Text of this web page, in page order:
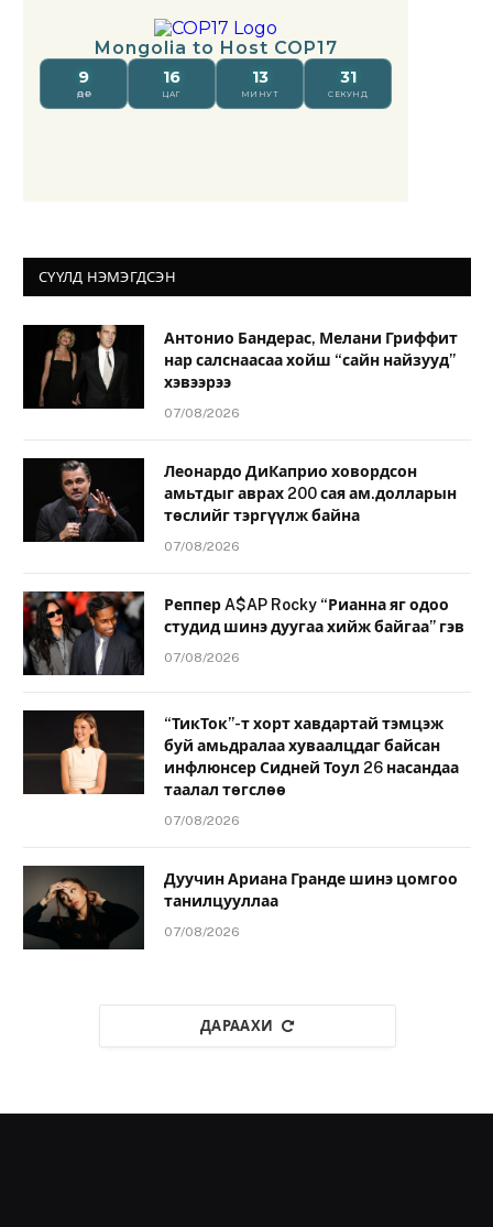
СҮҮЛД НЭМЭГДСЭН
Антонио Бандерас, Мелани Гриффит
нар салснаасаа хойш “сайн найзууд”
хэвээрээ
07/08/2026
Леонардо ДиКаприо ховордсон
амьтдыг аврах 200 сая ам.долларын
төслийг тэргүүлж байна
07/08/2026
Реппер A$AP Rocky “Рианна яг одоо
студид шинэ дуугаа хийж байгаа” гэв
07/08/2026
“ТикТок”-т хорт хавдартай тэмцэж
буй амьдралаа хуваалцдаг байсан
инфлюнсер Сидней Тоул 26 насандаа
таалал төгслөө
07/08/2026
Дуучин Ариана Гранде шинэ цомгоо
танилцууллаа
07/08/2026
ДАРААХИ